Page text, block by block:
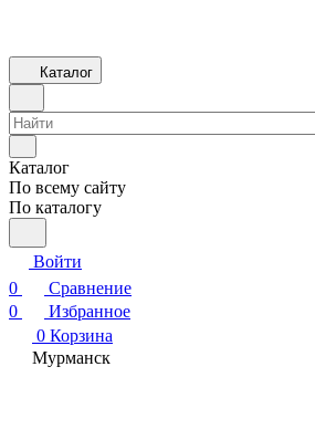
Каталог
Каталог
По всему сайту
По каталогу
Войти
0
Сравнение
0
Избранное
0 Корзина
Мурманск